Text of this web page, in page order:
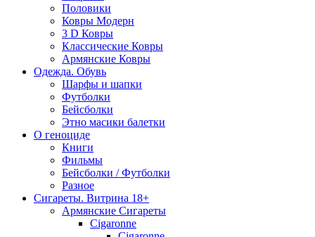
Половики
Ковры Модерн
3 D Ковры
Классические Ковры
Армянские Ковры
Одежда. Обувь
Шарфы и шапки
Футболки
Бейсболки
Этно масики балетки
О геноциде
Книги
Фильмы
Бейсболки / Футболки
Разное
Сигареты. Витрина 18+
Армянские Сигареты
Cigaronne